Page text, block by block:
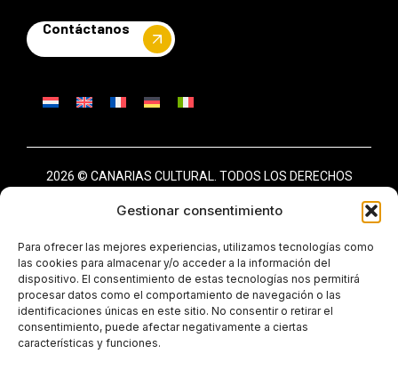
Gestionar consentimiento
Para ofrecer las mejores experiencias, utilizamos tecnologías como
las cookies para almacenar y/o acceder a la información del
dispositivo. El consentimiento de estas tecnologías nos permitirá
procesar datos como el comportamiento de navegación o las
identificaciones únicas en este sitio. No consentir o retirar el
consentimiento, puede afectar negativamente a ciertas
características y funciones.
Contáctanos
2026 © CANARIAS CULTURAL. TODOS LOS DERECHOS
AVISO LEGAL
POLÍTICA DE PRIVACIDAD
POLÍTICA DE COOKIES (UE)